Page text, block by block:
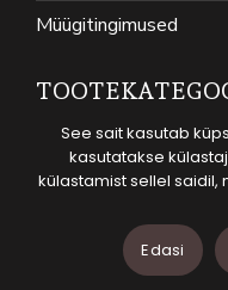
Müügitingimused
KASSID
KOERAD
© Groomroom
See sait kasutab
kasutatakse
külastamist sellel saidil,
Edasi